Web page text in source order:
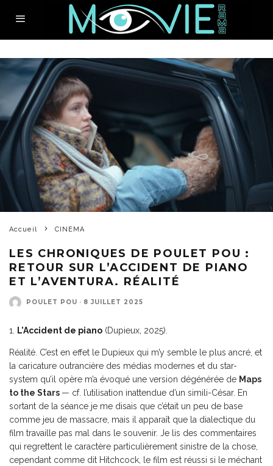
Accueil CINEMA
LES CHRONIQUES DE POULET POU :
RETOUR SUR L’ACCIDENT DE PIANO
ET L’AVENTURA. RÉALITÉ
POULET POU · 8 JUILLET 2025
1. L’Accident de piano (Dupieux, 2025).
Réalité. C’est en effet le Dupieux qui m’y semble le plus ancré, et
la caricature outrancière des médias modernes et du star-
system qu’il opère m’a évoqué une version dégénérée de Maps
to the Stars — cf. l’utilisation inattendue d’un simili-César. En
sortant de la séance je me disais que c’était un peu de base
comme jeu de massacre, mais il apparaît que la dialectique du
film travaille pas mal dans le souvenir. Je lis des commentaires
qui regrettent le caractère particulièrement sinistre de la chose,
cependant comme dit Hitchcock, le film est réussi si le méchant